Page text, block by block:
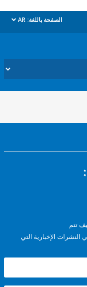
الصفحة باللغة: AR
dropdown
الإخبارية التي